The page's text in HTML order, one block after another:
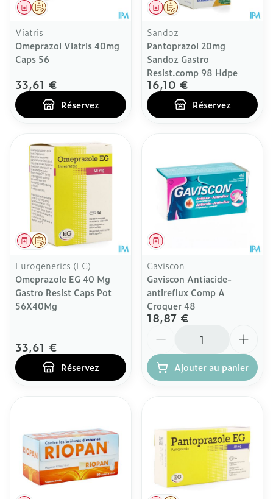
Sur prescription
Médicament
Viatris
Omeprazol Viatris 40mg
Caps 56
33,61 €
Réservez
Sur prescription
Médicament
Sandoz
Pantoprazol 20mg
Sandoz Gastro
Resist.comp 98 Hdpe
16,10 €
Réservez
Sur prescription
Médicament
Eurogenerics (EG)
Omeprazole EG 40 Mg
Gastro Resist Caps Pot
56X40Mg
33,61 €
Réservez
Médicament
Gaviscon
Gaviscon Antiacide-
antireflux Comp A
Croquer 48
18,87 €
Ajouter au panier